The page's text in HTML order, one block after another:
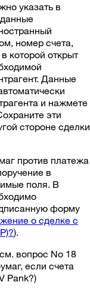
указать в
номер счета,
которой открыт
Данные
и нажмете
эти
стороне сделки
против платежа
в
поля. В
форму
о сделке с
).
вопрос No 18
если счета
Pank?)